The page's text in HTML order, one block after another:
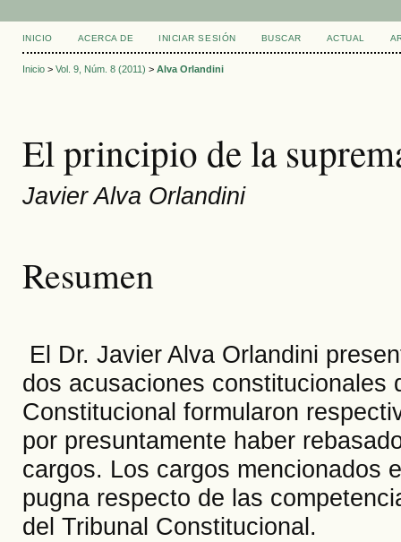
INICIO ACERCA DE INICIAR SESIÓN BUSCAR ACTUAL
Inicio> Vol. 9, Núm. 8 (2011) > Alva Orlandini
El principio de la
Javier Alva Orlandini
Resumen
El Dr. Javier Alva Orlandini
dos acusaciones constitucionales
Constitucional formularon
por presuntamente haber
cargos. Los cargos mencionados
pugna respecto de las
del Tribunal Constitucional.